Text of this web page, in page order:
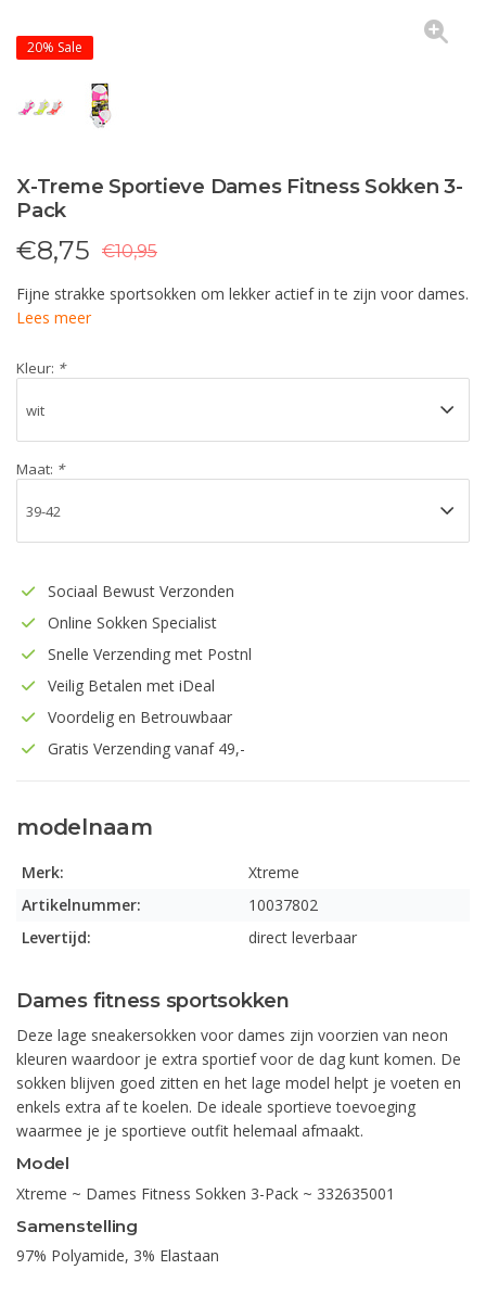
20% Sale
X-Treme Sportieve Dames Fitness Sokken 3-
Pack
€8,75 €10,95
Fijne strakke sportsokken om lekker actief in te zijn voor dames.
Lees meer
Kleur: *
Maat: *
Sociaal Bewust Verzonden
Online Sokken Specialist
Snelle Verzending met Postnl
Veilig Betalen met iDeal
Voordelig en Betrouwbaar
Gratis Verzending vanaf 49,-
modelnaam
Merk:
Xtreme
Artikelnummer:
10037802
Levertijd:
direct leverbaar
Dames fitness sportsokken
Deze lage sneakersokken voor dames zijn voorzien van neon
kleuren waardoor je extra sportief voor de dag kunt komen. De
sokken blijven goed zitten en het lage model helpt je voeten en
enkels extra af te koelen. De ideale sportieve toevoeging
waarmee je je sportieve outfit helemaal afmaakt.
Model
Xtreme ~ Dames Fitness Sokken 3-Pack ~ 332635001
Samenstelling
97% Polyamide, 3% Elastaan